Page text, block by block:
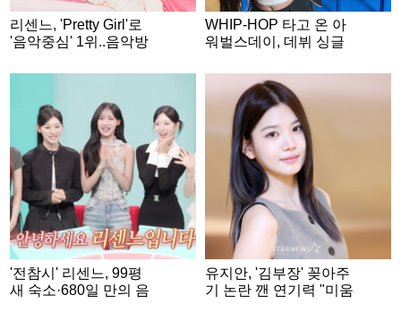
리센느, 'Pretty Girl'로
'음악중심' 1위..음악방
WHIP-HOP 타고 온 아
워벌스데이, 데뷔 싱글
토 공개..기대 UP
'전참시' 리센느, 99평
새 숙소·680일 만의 음
유지안, '김부장' 꽂아주
기 논란 깬 연기력 "미움